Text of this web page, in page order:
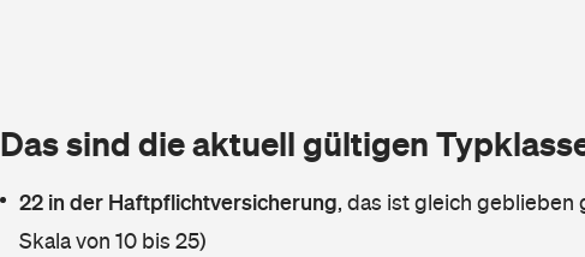
Das sind die aktuell gültigen
22 in der Haftpflichtversicherung, das ist gleich geblieben
Skala von 10 bis 25)